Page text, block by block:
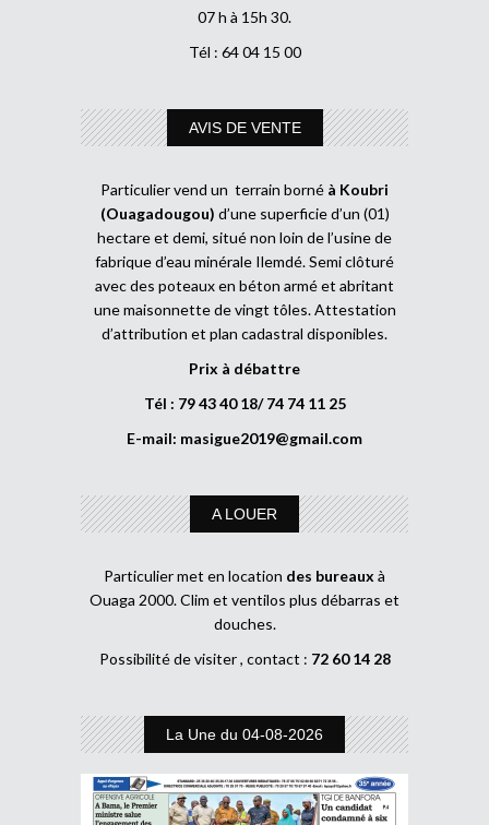
07 h à 15h 30.
Tél : 64 04 15 00
AVIS DE VENTE
Particulier vend un terrain borné à Koubri
(Ouagadougou) d’une superficie d’un (01)
hectare et demi, situé non loin de l’usine de
fabrique d’eau minérale Ilemdé. Semi clôturé
avec des poteaux en béton armé et abritant
une maisonnette de vingt tôles. Attestation
d’attribution et plan cadastral disponibles.
Prix à débattre
Tél : 79 43 40 18/ 74 74 11 25
E-mail: masigue2019@gmail.com
A LOUER
Particulier met en location des bureaux à
Ouaga 2000. Clim et ventilos plus débarras et
douches.
Possibilité de visiter , contact : 72 60 14 28
La Une du 04-08-2026